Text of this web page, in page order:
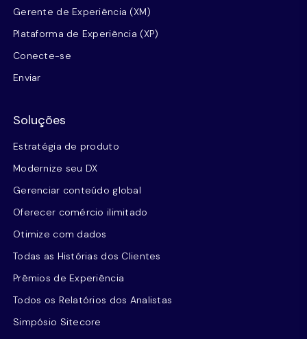
Gerente de Experiência (XM)
Plataforma de Experiência (XP)
Conecte-se
Enviar
Soluções
Estratégia de produto
Modernize seu DX
Gerenciar conteúdo global
Oferecer comércio ilimitado
Otimize com dados
Todas as Histórias dos Clientes
Prêmios de Experiência
Todos os Relatórios dos Analistas
Simpósio Sitecore